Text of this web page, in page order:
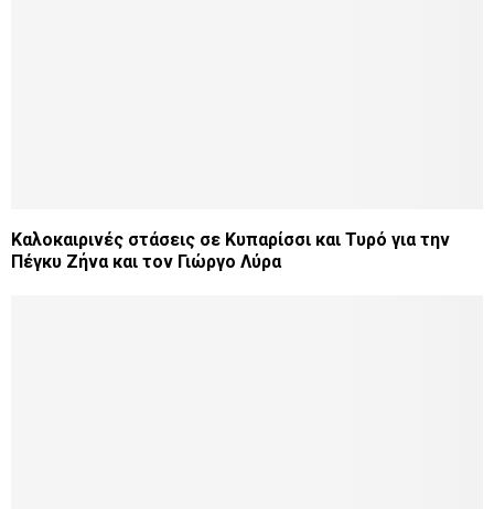
Καλοκαιρινές στάσεις σε Κυπαρίσσι και Τυρό για την
Πέγκυ Ζήνα και τον Γιώργο Λύρα